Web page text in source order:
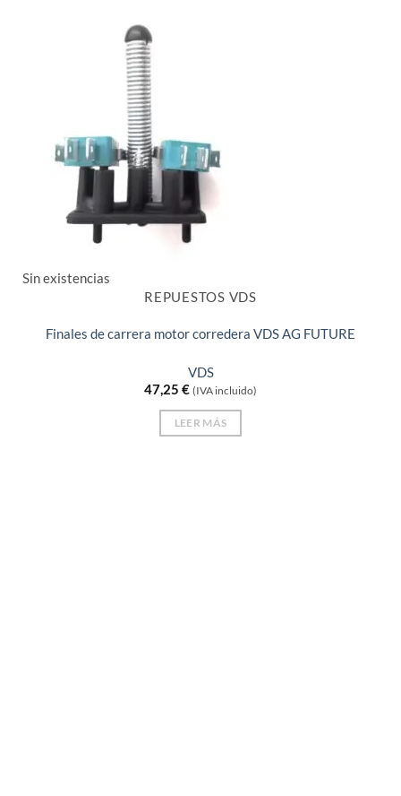
Sin existencias
REPUESTOS VDS
Finales de carrera motor corredera VDS AG FUTURE
VDS
47,25 € (IVA incluido)
LEER MÁS